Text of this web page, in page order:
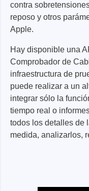
contra
reposo y otros
Apple.
Hay disponible una
Comprobador de
infraestructura de
puede realizar a un
integrar sólo la
tiempo real o
todos los detalles de
medida, analizarlos,